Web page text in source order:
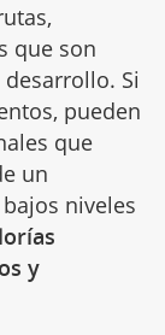
que son
Si
pueden
que
un
niveles
y